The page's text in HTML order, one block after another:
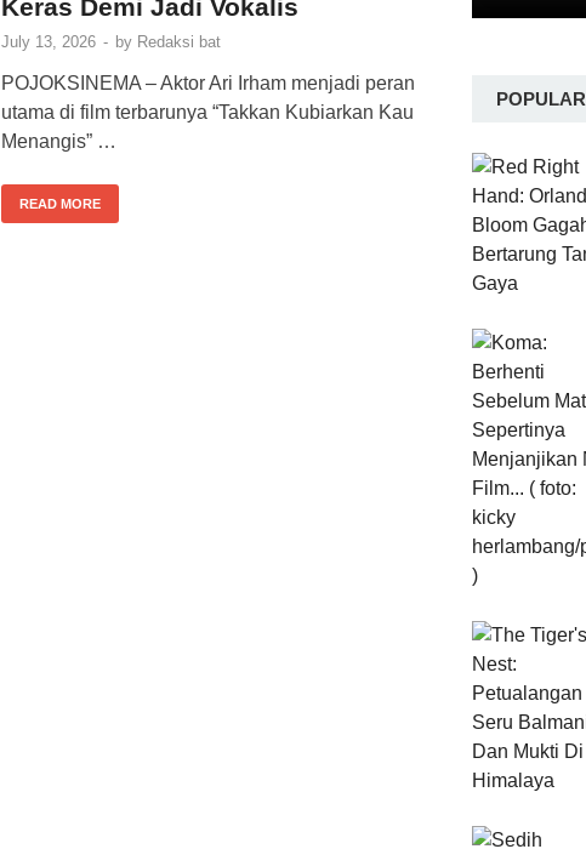
Keras Demi Jadi Vokalis
July 13, 2026 - by Redaksi bat
POJOKSINEMA – Aktor Ari Irham menjadi peran
utama di film terbarunya “Takkan Kubiarkan Kau
Menangis” …
READ MORE
POPULAR